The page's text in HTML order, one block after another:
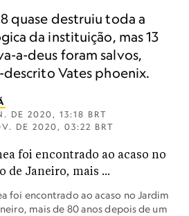
quase destruiu toda a
da instituição, mas 13
a-deus foram salvos,
Vates phoenix.
DE 2020, 13:18 BRT
DE 2020, 03:22 BRT
foi encontrado ao acaso no Jardim
mais de 80 anos depois de um